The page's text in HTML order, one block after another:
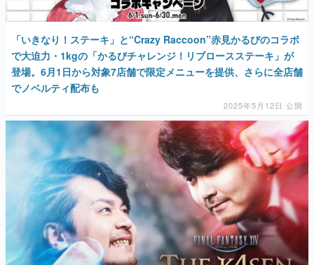
「いきなり！ステーキ」と“Crazy Raccoon”赤見かるびのコラボ
で大迫力・1kgの「かるびチャレンジ！リブロースステーキ」が
登場。6月1日から対象7店舗で限定メニューを提供、さらに全店舗
でノベルティ配布も
2025年5月12日 公開